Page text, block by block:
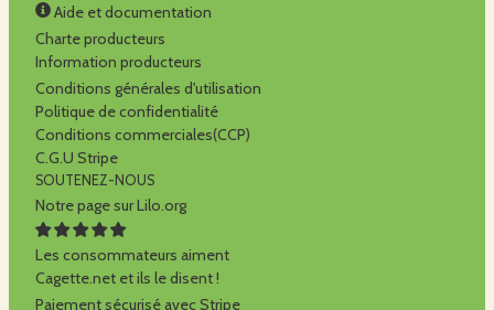
Aide et documentation
Charte producteurs
Information producteurs
Conditions générales d'utilisation
Politique de confidentialité
Conditions commerciales(CCP)
C.G.U Stripe
SOUTENEZ-NOUS
Notre page sur Lilo.org
Les consommateurs aiment
Cagette.net et ils le disent !
Paiement sécurisé avec Stripe